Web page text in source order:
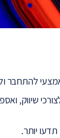
אמצעי להתחבר
ואספק